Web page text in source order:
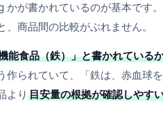
かが書かれているのが基本です
、商品間の比較がぶれません。
能食品（鉄）」と書かれている
作られていて、「鉄は、赤血球
より 目安量の根拠が確認しやす